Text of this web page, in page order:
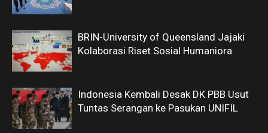
BRIN-University of Queensland Jajaki
Kolaborasi Riset Sosial Humaniora
Indonesia Kembali Desak DK PBB Usut
Tuntas Serangan ke Pasukan UNIFIL